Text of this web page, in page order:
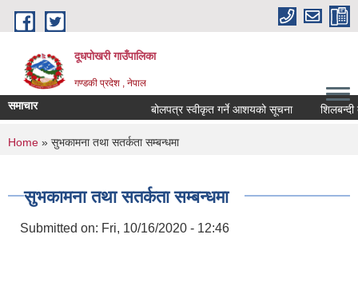
Skip to main content
दूधपोखरी गाउँपालिका
गण्डकी प्रदेश , नेपाल
समाचार बोलपत्र स्वीकृत गर्ने आशयको सूचना शिलबन्दी
You are here
Home » सुभकामना तथा सतर्कता सम्बन्धमा
सुभकामना तथा सतर्कता सम्बन्धमा
Submitted on: Fri, 10/16/2020 - 12:46